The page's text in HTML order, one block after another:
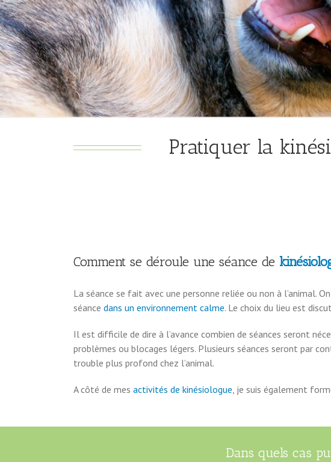
Pratiquer la
Comment se déroule une séance de
La séance se fait avec une personne reliée ou non à l’animal.
séance dans un environnement calme. Le choix du lieu est
Il est difficile de dire à l’avance combien de séances seront
problèmes ou blocages légers. Plusieurs séances seront par
trouble plus profond chez l’animal.
A côté de mes activités de kinésiologue, je suis également
Dans quels cas